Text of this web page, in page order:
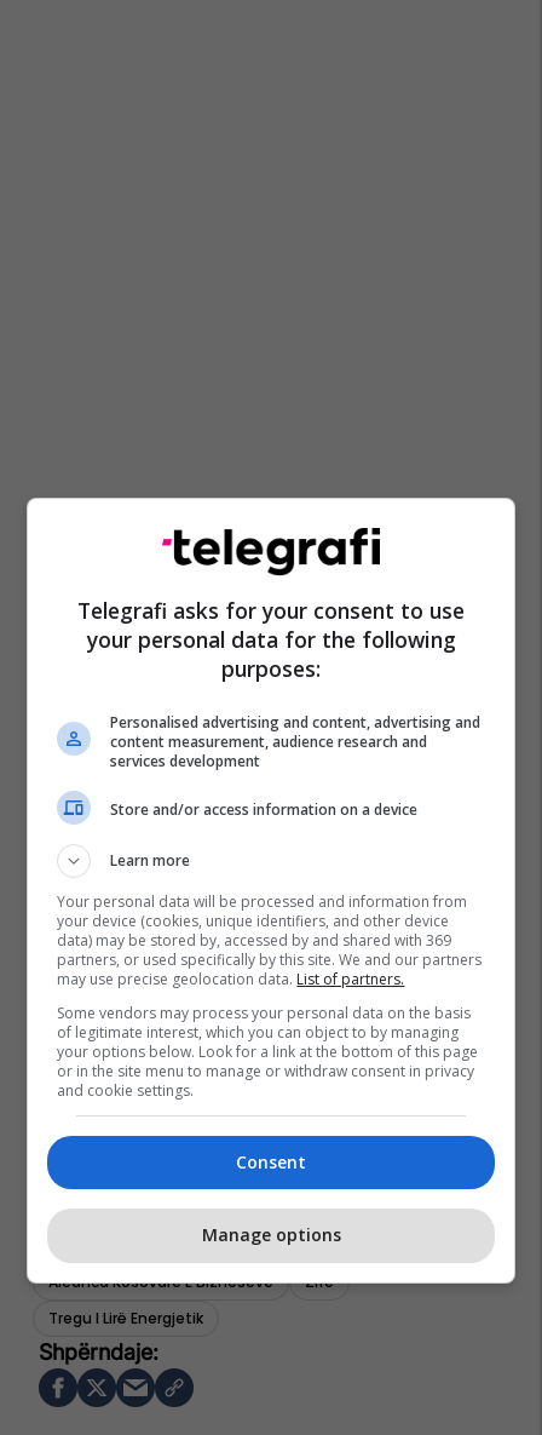
Aleanca Kosovare E Bizneseve
Zrre
Tregu I Lirë Energjetik
Telegrafi asks for your consent to use
your personal data for the following
purposes:
Personalised advertising and content, advertising and
content measurement, audience research and
services development
Store and/or access information on a device
Learn more
Your personal data will be processed and information from
your device (cookies, unique identifiers, and other device
data) may be stored by, accessed by and shared with 369
partners, or used specifically by this site. We and our partners
may use precise geolocation data. List of partners.
Some vendors may process your personal data on the basis
of legitimate interest, which you can object to by managing
your options below. Look for a link at the bottom of this page
or in the site menu to manage or withdraw consent in privacy
and cookie settings.
Consent
Manage options